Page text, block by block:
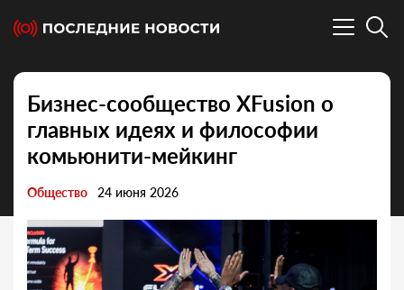
Бизнес-сообщество XFusion о
главных идеях и философии
комьюнити-мейкинг
Общество 24 июня 2026